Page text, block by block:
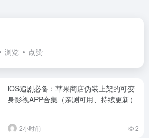
浏览 点赞
iOS追剧必备：苹果商店伪装上架的可变
身影视APP合集（亲测可用、持续更新）
2小时前 2